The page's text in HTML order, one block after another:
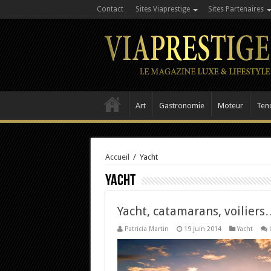
Contact Sites Viaprestige Sites Partenaires
Art Gastronomie Moteur
Accueil / Yacht
Yacht
Yacht, catamarans,
Patricia Martin 19 juin 2014 Yacht